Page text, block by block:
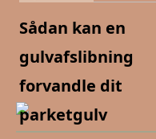
Sådan kan en
gulvafslibning
forvandle dit
parketgulv